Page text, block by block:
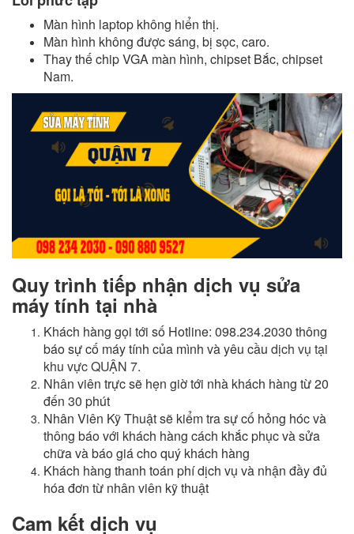
Màn hình laptop không hiển thị.
Màn hình không được sáng, bị sọc, caro.
Thay thế chip VGA màn hình, chipset Bắc, chipset
Nam.
Quy trình tiếp nhận dịch vụ sửa
máy tính tại nhà
Khách hàng gọi tới số Hotline: 098.234.2030 thông
báo sự cố máy tính của mình và yêu cầu dịch vụ tại
khu vực QUẬN 7.
Nhân viên trực sẽ hẹn giờ tới nhà khách hàng từ 20
đến 30 phút
Nhân Viên Kỹ Thuật sẽ kiểm tra sự cố hỏng hóc và
thông báo với khách hàng cách khắc phục và sửa
chữa và báo giá cho quý khách hàng
Khách hàng thanh toán phí dịch vụ và nhận đầy đủ
hóa đơn từ nhân viên kỹ thuật
Cam kết dịch vụ